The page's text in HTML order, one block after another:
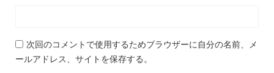
次回のコメントで使用するためブラウザーに自分の名前、メ
ールアドレス、サイトを保存する。